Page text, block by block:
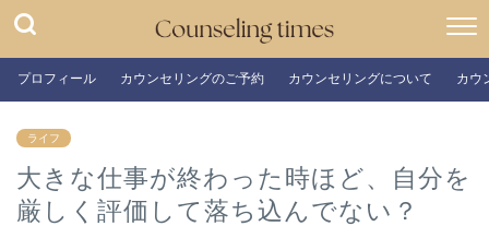
プロフィール カウンセリングのご予約 カウンセリングについて カウ
ライフ
大きな仕事が終わった時ほど、自分を
厳しく評価して落ち込んでない？